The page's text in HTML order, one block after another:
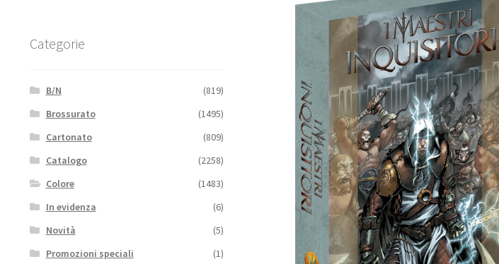
Categorie
B/N
(819)
Brossurato
(1495)
Cartonato
(809)
Catalogo
(2258)
Colore
(1483)
In evidenza
(6)
Novità
(5)
Promozioni speciali
(1)